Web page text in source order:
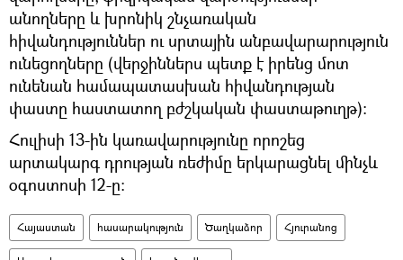
անողները և խրոնիկ շնչառական
հիվանդություններ ու սրտային անբավարարություն
ունեցողները (վերջիններս պետք է իրենց մոտ
ունենան համապատասխան հիվանդության
փաստը հաստատող բժշկական փաստաթուղթ)։
Հուլիսի 13-ին կառավարությունը որոշեց
արտակարգ դրության ռեժիմը երկարացնել մինչև
օգոստոսի 12-ը։
Հայաստան հասարակություն Ծաղկաձոր Հյուրանոց